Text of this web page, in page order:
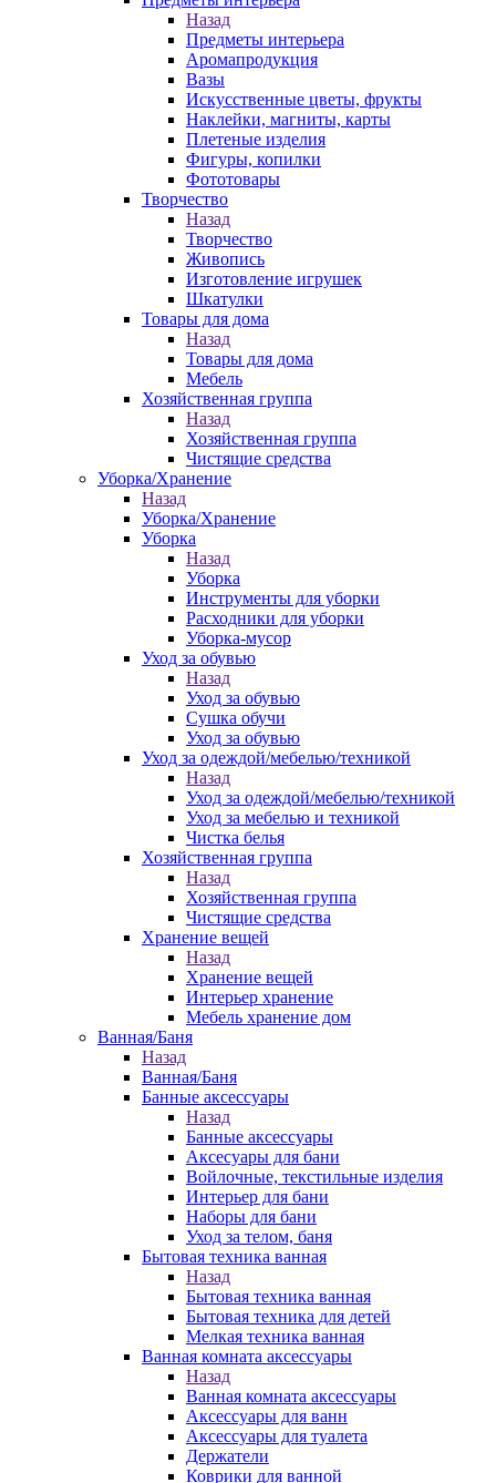
Назад
Предметы интерьера
Аромапродукция
Вазы
Искусственные цветы, фрукты
Наклейки, магниты, карты
Плетеные изделия
Фигуры, копилки
Фототовары
Творчество
Назад
Творчество
Живопись
Изготовление игрушек
Шкатулки
Товары для дома
Назад
Товары для дома
Мебель
Хозяйственная группа
Назад
Хозяйственная группа
Чистящие средства
Уборка/Хранение
Назад
Уборка/Хранение
Уборка
Назад
Уборка
Инструменты для уборки
Расходники для уборки
Уборка-мусор
Уход за обувью
Назад
Уход за обувью
Сушка обучи
Уход за обувью
Уход за одеждой/мебелью/техникой
Назад
Уход за одеждой/мебелью/техникой
Уход за мебелью и техникой
Чистка белья
Хозяйственная группа
Назад
Хозяйственная группа
Чистящие средства
Хранение вещей
Назад
Хранение вещей
Интерьер хранение
Мебель хранение дом
Ванная/Баня
Назад
Ванная/Баня
Банные аксессуары
Назад
Банные аксессуары
Аксесуары для бани
Войлочные, текстильные изделия
Интерьер для бани
Наборы для бани
Уход за телом, баня
Бытовая техника ванная
Назад
Бытовая техника ванная
Бытовая техника для детей
Мелкая техника ванная
Ванная комната аксессуары
Назад
Ванная комната аксессуары
Аксессуары для ванн
Аксессуары для туалета
Держатели
Коврики для ванной